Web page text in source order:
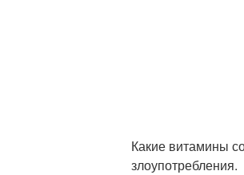
Какие витамины
злоупотребления.